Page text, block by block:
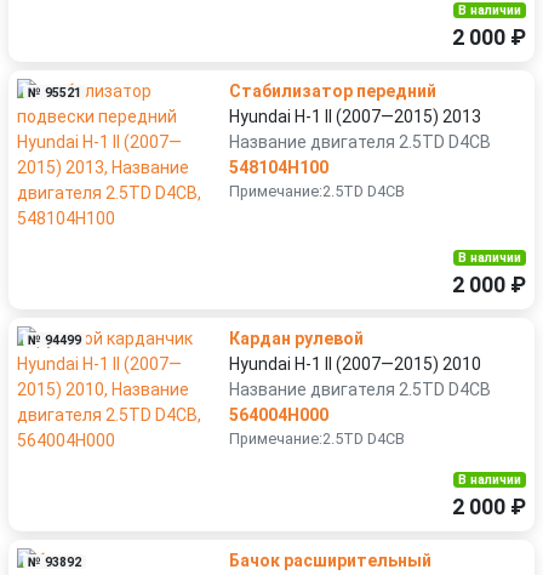
В наличии
2 000 ₽
№ 95521
Стабилизатор передний
Hyundai H-1 II (2007—2015) 2013
Название двигателя 2.5TD D4CB
548104H100
Примечание:2.5TD D4CB
В наличии
2 000 ₽
№ 94499
Кардан рулевой
Hyundai H-1 II (2007—2015) 2010
Название двигателя 2.5TD D4CB
564004H000
Примечание:2.5TD D4CB
В наличии
2 000 ₽
№ 93892
Бачок расширительный